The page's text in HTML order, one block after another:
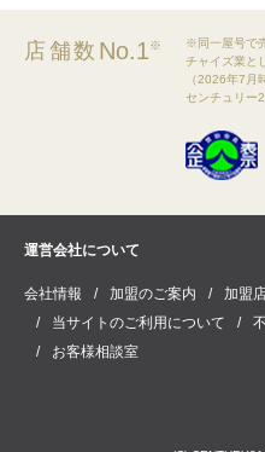
別所温泉駅
店舗数 No.1※
※同一屋号で
チャイズ業と
（2026年7月
センチュリー
運営会社について
会社情報 加盟のご案内 加盟
当サイトのご利用について
お客様相談室